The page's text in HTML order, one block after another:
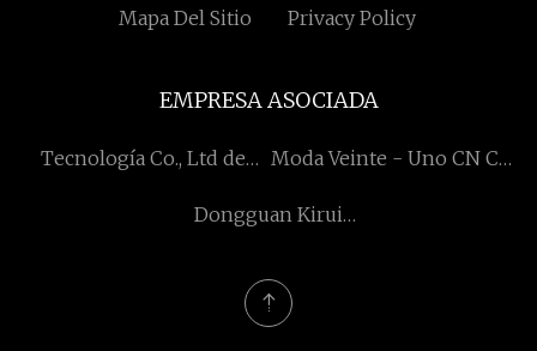
Mapa Del Sitio Privacy Policy
EMPRESA ASOCIADA
Tecnología Co., Ltd de
Moda Veinte - Uno CN Co.,
Dongguan Kirui